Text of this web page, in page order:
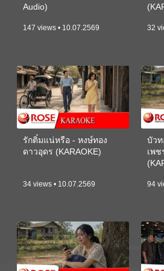
Audio)
147 views • 10.07.2569 32
รักติ๋มแน่หรือ - หงษ์ทอง
ดาวอุดร (KARAOKE)
34 views • 10.07.2569
บัวท
เพ
94